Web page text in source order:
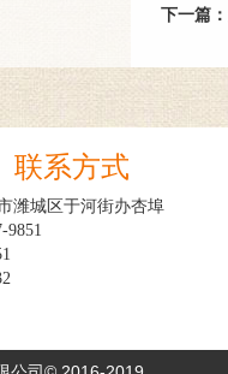
下一篇：
联系方式
潍城区于河街办杏埠
9851